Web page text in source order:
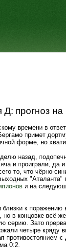
Д: прогноз
времени в
примет
форме, но
назад,
и проиграли, да
то, что чёрно-
"Аталанта"
и на
близки к поражению
, но в концовке всё
серию. Зато
четыре кряду
с
0:2.